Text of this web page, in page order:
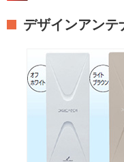
デザインアンテ